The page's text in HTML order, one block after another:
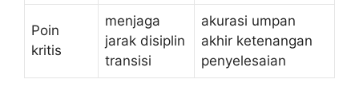
Poin
kritis
menjaga
jarak disiplin
transisi
akurasi umpan
akhir ketenangan
penyelesaian